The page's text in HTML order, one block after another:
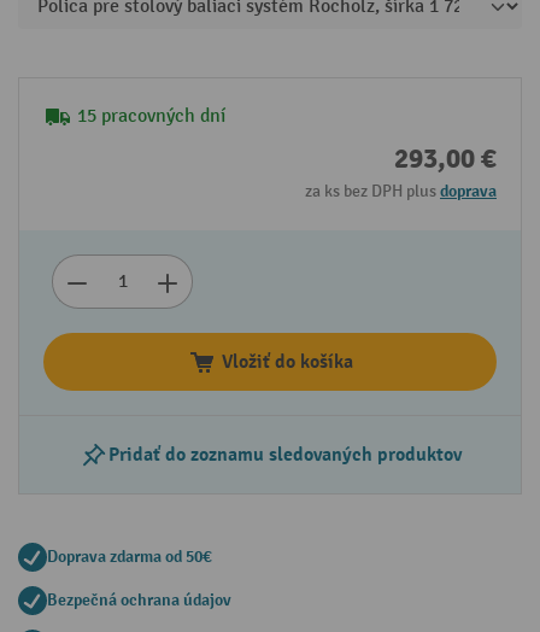
15 pracovných dní
293,00 €
za ks bez DPH plusdoprava
Vložiť do košíka
Pridať do zoznamu sledovaných produktov
Doprava zdarma od 50€
Bezpečná ochrana údajov